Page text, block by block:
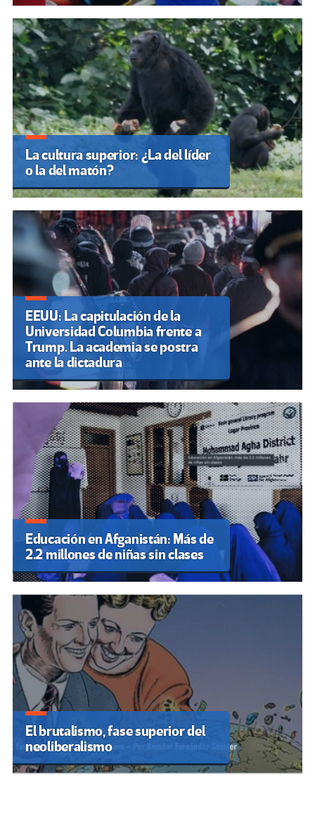
La cultura superior: ¿La del líder
o la del matón?
EEUU: La capitulación de la
Universidad Columbia frente a
Trump. La academia se postra
ante la dictadura
Educación en Afganistán: Más de
2.2 millones de niñas sin clases
El brutalismo, fase superior del
neoliberalismo